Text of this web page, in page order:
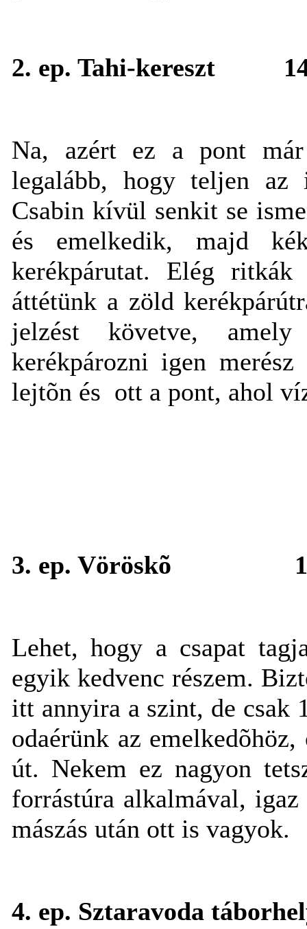
2. ep. Tahi-kereszt
Na, azért ez a pont
legalább, hogy teljen az
Csabin kívül senkit se
és emelkedik, majd
kerékpárutat. Elég
áttétünk a zöld
jelzést követve,
kerékpározni igen
lejtõn és ott a pont, ahol
3. ep. Vöröskõ
Lehet, hogy a csapat
egyik kedvenc részem.
itt annyira a szint, de
odaérünk az
út. Nekem ez nagyon
forrástúra alkalmával,
mászás után ott is vagyok.
4. ep. Sztaravoda